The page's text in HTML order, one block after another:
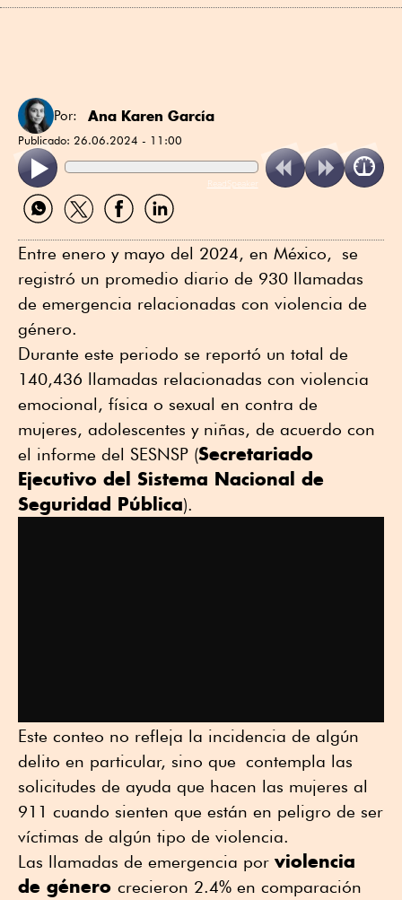
Por: Ana Karen García
Publicado: 26.06.2024 - 11:00
ReadSpeaker
Compartir
por
Compartir
por
Compartir
por
Compartir
por
Entre enero y mayo del 2024, en México, se
registró un promedio diario de 930 llamadas
de emergencia relacionadas con violencia de
género.
Durante este periodo se reportó un total de
140,436 llamadas relacionadas con violencia
emocional, física o sexual en contra de
mujeres, adolescentes y niñas, de acuerdo con
el informe del SESNSP (Secretariado
Ejecutivo del Sistema Nacional de
Seguridad Pública).
Este conteo no refleja la incidencia de algún
delito en particular, sino que contempla las
solicitudes de ayuda que hacen las mujeres al
911 cuando sienten que están en peligro de ser
víctimas de algún tipo de violencia.
Las llamadas de emergencia por violencia
de género crecieron 2.4% en comparación